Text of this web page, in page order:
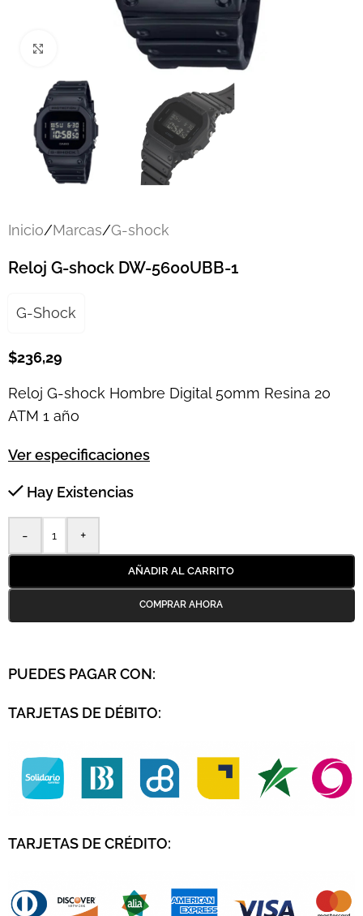
Click to enlarge
Inicio/Marcas/G-shock
Reloj G-shock DW-5600UBB-1
G-Shock
$236,29
Reloj G-shock Hombre Digital 50mm Resina 20
ATM 1 año
Ver especificaciones
Hay Existencias
- +
AÑADIR AL CARRITO
PUEDES PAGAR CON:
TARJETAS DE DÉBITO:
TARJETAS DE CRÉDITO: